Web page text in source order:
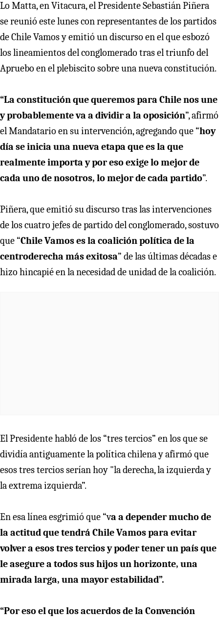
Lo Matta, en Vitacura, el Presidente Sebastián Piñera
se reunió este lunes con representantes de los partidos
de Chile Vamos y emitió un discurso en el que esbozó
los lineamientos del conglomerado tras el triunfo del
Apruebo en el plebiscito sobre una nueva constitución.
“La constitución que queremos para Chile nos une
y probablemente va a dividir a la oposición”, afirmó
el Mandatario en su intervención, agregando que “hoy
día se inicia una nueva etapa que es la que
realmente importa y por eso exige lo mejor de
cada uno de nosotros, lo mejor de cada partido”.
Piñera, que emitió su discurso tras las intervenciones
de los cuatro jefes de partido del conglomerado, sostuvo
que “Chile Vamos es la coalición política de la
centroderecha más exitosa” de las últimas décadas e
hizo hincapié en la necesidad de unidad de la coalición.
El Presidente habló de los “tres tercios” en los que se
dividía antiguamente la política chilena y afirmó que
esos tres tercios serían hoy "la derecha, la izquierda y
la extrema izquierda”.
En esa línea esgrimió que “va a depender mucho de
la actitud que tendrá Chile Vamos para evitar
volver a esos tres tercios y poder tener un país que
le asegure a todos sus hijos un horizonte, una
mirada larga, una mayor estabilidad”.
“Por eso el que los acuerdos de la Convención